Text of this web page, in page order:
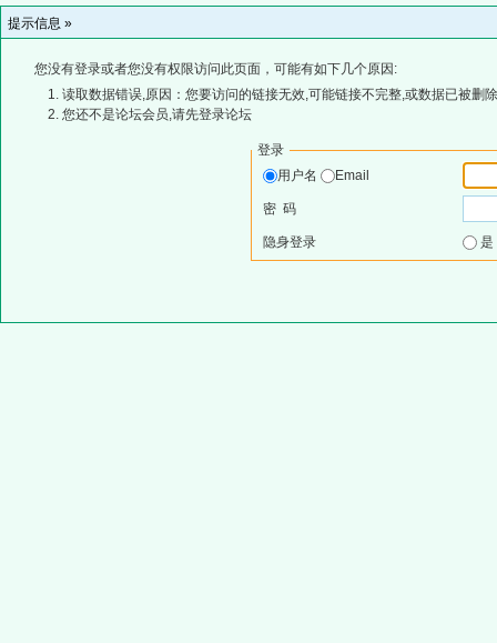
提示信息 »
您没有登录或者您没有权限访问此页面，可能有如下几个原因:
读取数据错误,原因：您要访问的链接无效,可能链接不完整,或数据已被删
您还不是论坛会员,请先登录论坛
登录
用户名
Email
密 码
隐身登录